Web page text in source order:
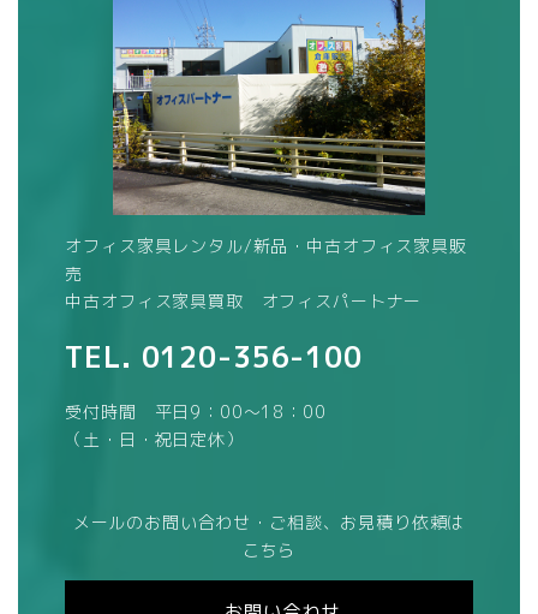
オフィス家具レンタル/新品・中古オフィス家具販
売
中古オフィス家具買取 オフィスパートナー
TEL. 0120-356-100
受付時間 平日9：00～18：00
（土・日・祝日定休）
メールのお問い合わせ・ご相談、お見積り依頼は
こちら